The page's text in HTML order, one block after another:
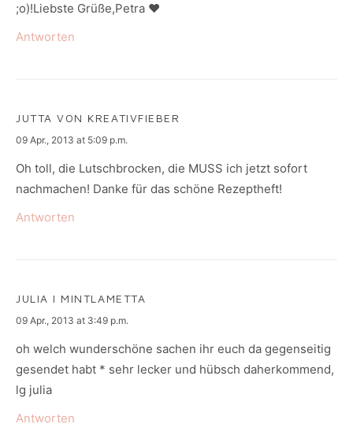
;o)!Liebste Grüße,Petra ♥
Antworten
JUTTA VON KREATIVFIEBER
says:
09 Apr., 2013 at 5:09 p.m.
Oh toll, die Lutschbrocken, die MUSS ich jetzt sofort
nachmachen! Danke für das schöne Rezeptheft!
Antworten
JULIA I MINTLAMETTA
says:
09 Apr., 2013 at 3:49 p.m.
oh welch wunderschöne sachen ihr euch da gegenseitig
gesendet habt * sehr lecker und hübsch daherkommend,
lg julia
Antworten